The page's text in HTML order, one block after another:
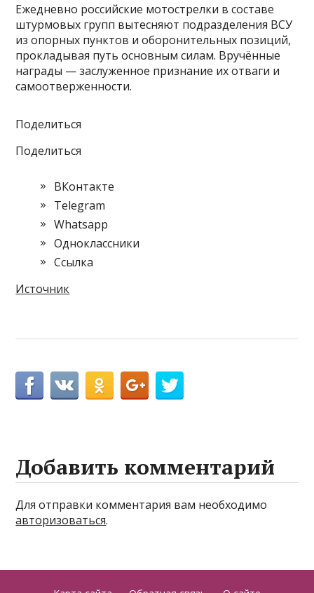
Ежедневно российские мотострелки в составе
штурмовых групп вытесняют подразделения ВСУ
из опорных пунктов и оборонительных позиций,
прокладывая путь основным силам. Вручённые
награды — заслуженное признание их отваги и
самоотверженности.
Поделиться
Поделиться
ВКонтакте
Telegram
Whatsapp
Одноклассники
Cсылка
Источник
Добавить комментарий
Для отправки комментария вам необходимо
авторизоваться.